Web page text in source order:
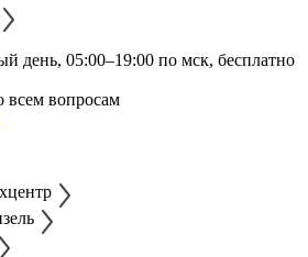
день, 05:00–19:00 по мск, бесплатно
всем вопросам